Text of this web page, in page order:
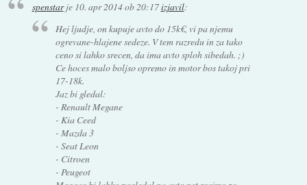
spenstarje 10. apr 2014 ob 20:17izjavil:
Hej ljudje, on kupuje avto do 15k€, vi pa njemu
ogrevane-hlajene sedeze. V tem razredu in za tako
ceno si lahko srecen, da ima avto sploh sibedah. ;)
Ce hoces malo boljso opremo in motor bos takoj pri
17-18k.
Jaz bi gledal:
- Renault Megane
- Kia Ceed
- Mazda 3
- Seat Leon
- Citroen
- Peugeot